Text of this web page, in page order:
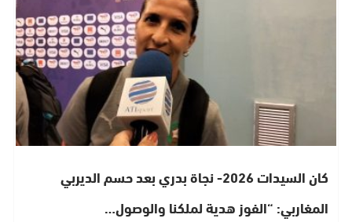
كان السيدات 2026- نجاة بدري بعد حسم الديربي
المغاربي: “الفوز هدية لملكنا والوصول…